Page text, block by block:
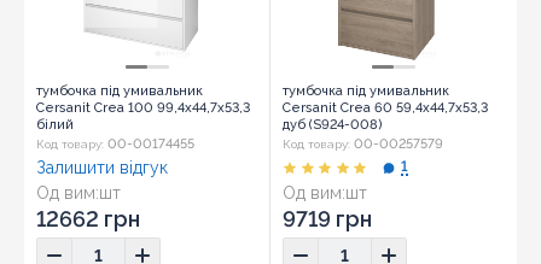
тумбочка під умивальник
Cersanit Crea 100 99,4x44,7x53,3
білий
Код товару: 00-00174455
Од вим:шт
Залишити відгук
12662 грн
тумбочка під умивальник
Cersanit Crea 60 59,4x44,7x53,3
дуб (S924-008)
Код товару: 00-00257579
Од вим:шт
1
9719 грн